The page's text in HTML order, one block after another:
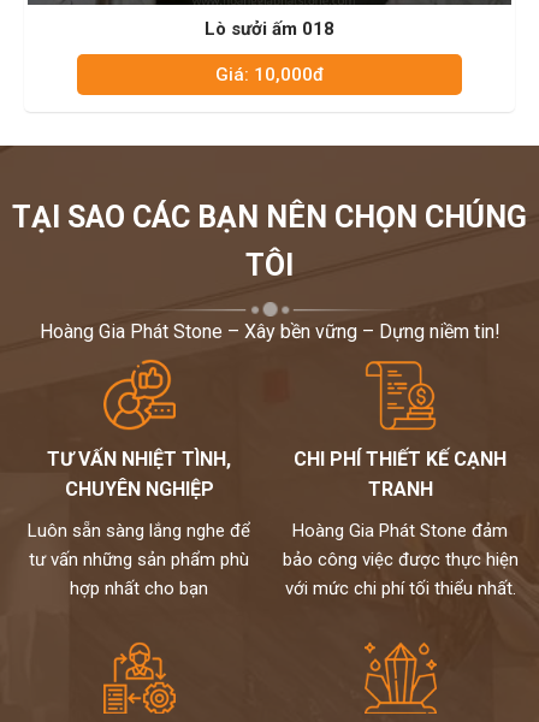
Lò sưởi ấm 018
Giá: 10,000đ
TẠI SAO CÁC BẠN NÊN CHỌN CHÚNG
TÔI
Hoàng Gia Phát Stone – Xây bền vững – Dựng niềm tin!
TƯ VẤN NHIỆT TÌNH,
CHUYÊN NGHIỆP
Luôn sẵn sàng lắng nghe để
tư vấn những sản phẩm phù
hợp nhất cho bạn
CHI PHÍ THIẾT KẾ CẠNH
TRANH
Hoàng Gia Phát Stone đảm
bảo công việc được thực hiện
với mức chi phí tối thiểu nhất.